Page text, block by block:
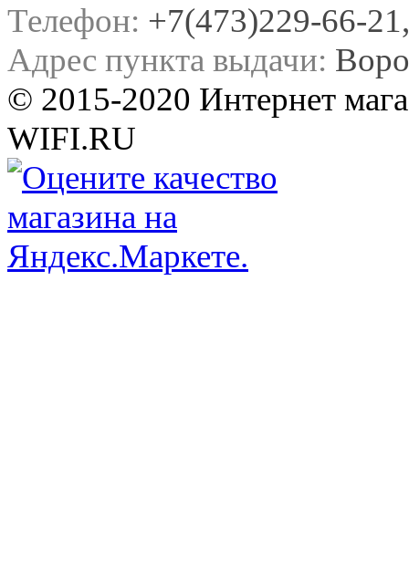
Телефон: +7(473)229-66-
Адрес пункта выдачи:
© 2015-2020 Интернет
WIFI.RU